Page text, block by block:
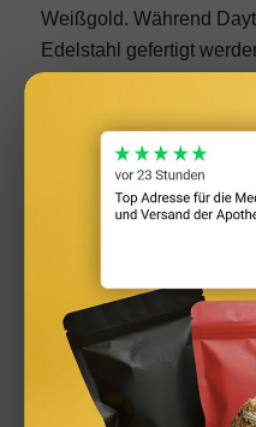
Weißgold. Während
Edelstahl gefertigt
Vorauktionsschätzung
um nahezu 100 Prozent
Zu ihrer Zeit die
Weißgold
Tatsächlicher
Zuschlag: 96,7% über